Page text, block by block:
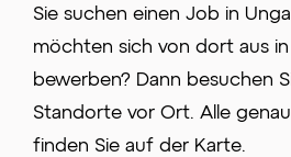
Sie suchen einen Job in
möchten sich von dort aus
bewerben? Dann besuchen
Standorte vor Ort. Alle
finden Sie auf der Karte.